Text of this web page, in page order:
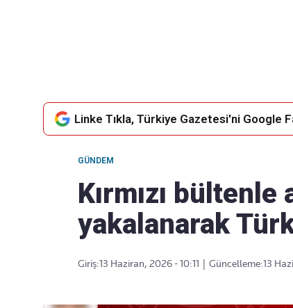
Linke Tıkla, Türkiye Gazetesi'ni Google
GÜNDEM
Kırmızı
yakalanarak
Giriş:13 Haziran, 2026 - 10:11 Güncelleme:13